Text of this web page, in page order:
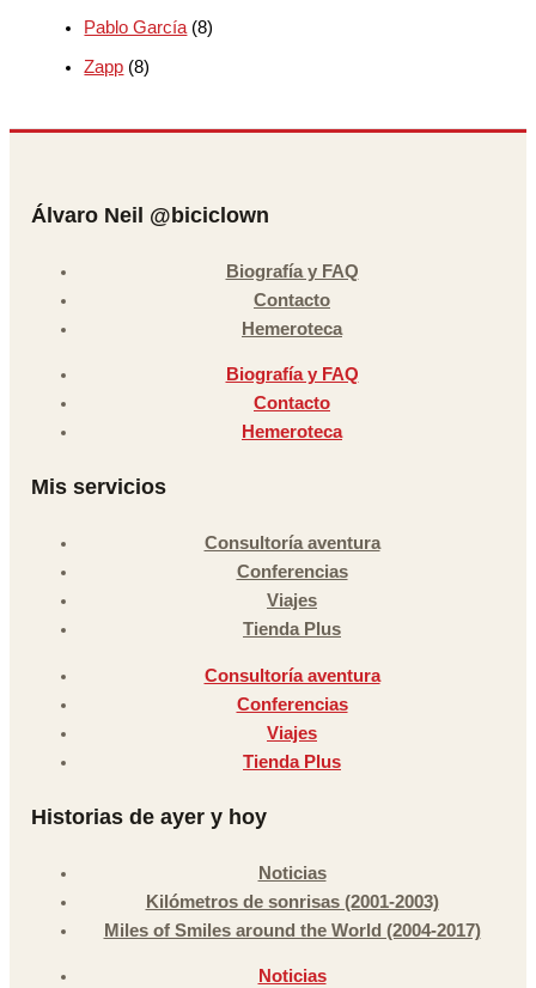
Pablo García (8)
Zapp (8)
Álvaro Neil @biciclown
Biografía y FAQ
Contacto
Hemeroteca
Biografía y FAQ
Contacto
Hemeroteca
Mis servicios
Consultoría aventura
Conferencias
Viajes
Tienda Plus
Consultoría aventura
Conferencias
Viajes
Tienda Plus
Historias de ayer y hoy
Noticias
Kilómetros de sonrisas (2001-2003)
Miles of Smiles around the World (2004-2017)
Noticias